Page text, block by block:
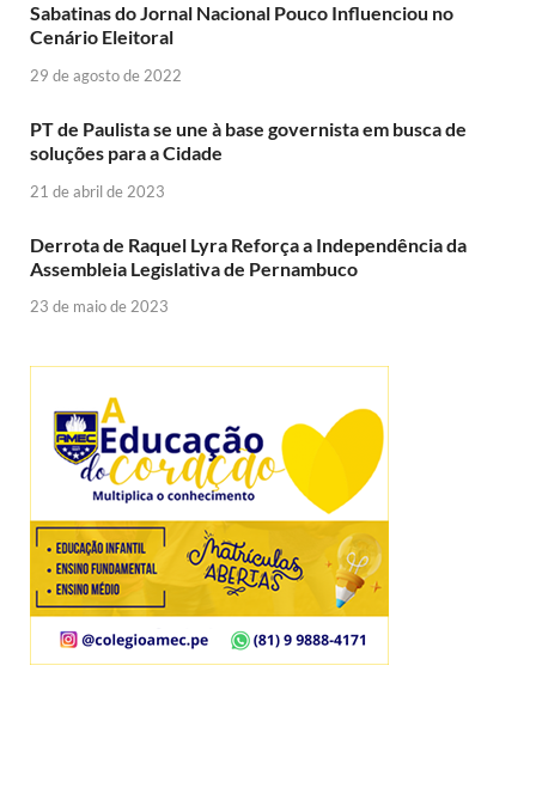
Sabatinas do Jornal Nacional Pouco Influenciou no
Cenário Eleitoral
29 de agosto de 2022
PT de Paulista se une à base governista em busca de
soluções para a Cidade
21 de abril de 2023
Derrota de Raquel Lyra Reforça a Independência da
Assembleia Legislativa de Pernambuco
23 de maio de 2023